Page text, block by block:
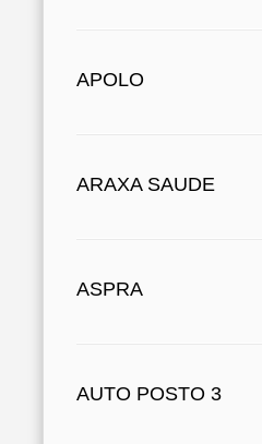
APOLO
ARAXA SAUDE
ASPRA
AUTO POSTO 3